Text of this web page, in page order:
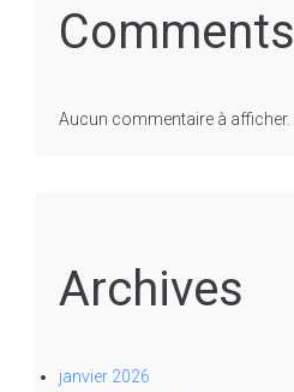
Comments
Aucun commentaire à afficher.
Archives
janvier 2026